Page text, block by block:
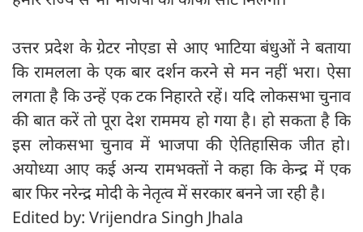
उत्तर प्रदेश के ग्रेटर नोएडा से आए भाटिया बंधुओं ने बताया
कि रामलला के एक बार दर्शन करने से मन नहीं भरा। ऐसा
लगता है कि उन्हें एक टक निहारते रहें। यदि लोकसभा चुनाव
की बात करें तो पूरा देश राममय हो गया है। हो सकता है कि
इस लोकसभा चुनाव में भाजपा की ऐतिहासिक जीत हो।
अयोध्या आए कई अन्य रामभक्तों ने कहा कि केन्द्र में एक
बार फिर नरेन्द्र मोदी के नेतृत्व में सरकार बनने जा रही है।
Edited by: Vrijendra Singh Jhala